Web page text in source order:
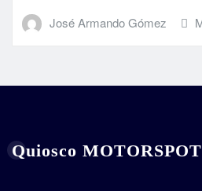
José Armando Gómez
Quiosco MOTORSPOT